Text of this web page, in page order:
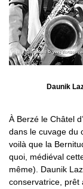
Daunik
À Berzé le Châtel
dans le cuvage du
voilà que la
quoi, médiéval
même). Daunik
conservatrice, prêt